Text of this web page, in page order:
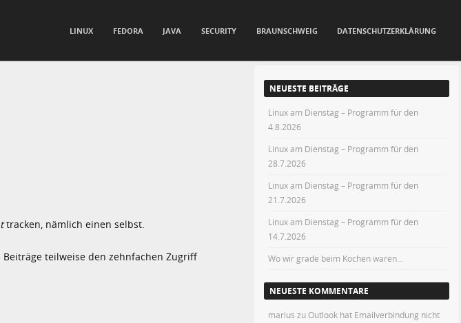
LINUX FEDORA JAVA SECURITY BRAUNSCHWEIG DATENSCHUTZERKLÄRUNG
tracken, nämlich einen selbst.
teilweise den zehnfachen Zugriff
NEUESTE BEITRÄGE
Linux am Dienstag – Programm für den
4.8.2026
Linux am Dienstag – Programm für den
28.7.2026
Linux am Dienstag – Programm für den
21.7.2026
Linux am Dienstag – Programm für den
14.7.2026
Wo wir grade beim Kochen waren…
NEUESTE KOMMENTARE
marius zuOutlook hat Emailverbindung nicht